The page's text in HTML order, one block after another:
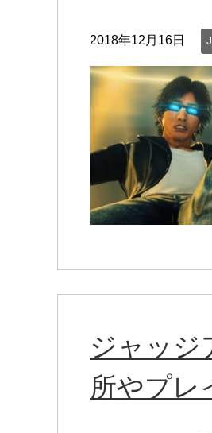
2018年12月16日
ジャッジ
所やプレ